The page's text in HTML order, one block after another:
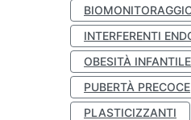
INTERFERENTI
OBESITÀ INFANTILE
PUBERTÀ PRECOCE
PLASTICIZZANTI